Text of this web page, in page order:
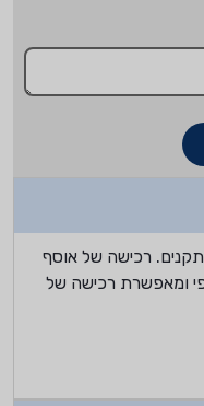
רכישה של אוסף
ומאפשרת רכישה של